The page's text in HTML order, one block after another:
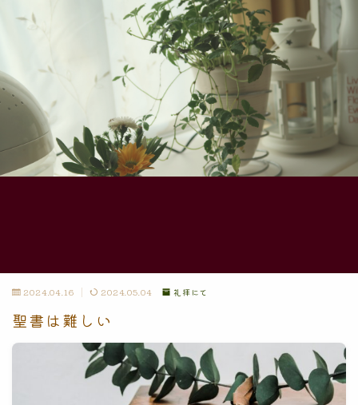
2024.04.16 2024.05.04 礼拝にて
聖書は難しい